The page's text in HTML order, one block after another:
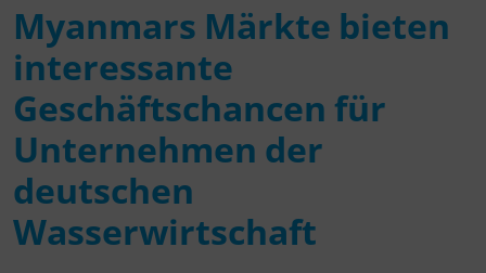
Myanmars Märkte bieten
interessante
Geschäftschancen für
Unternehmen der
deutschen
Wasserwirtschaft